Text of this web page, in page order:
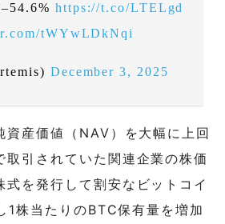
https://t.co/LTELgd
tWYwLDkNqi
December 3, 2025
資産価値（NAV）を大幅に上回
取引されていた関連企業の株価
式を発行して割安なビットコイ
1株当たりのBTC保有量を増加